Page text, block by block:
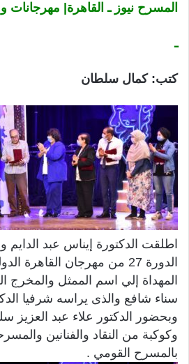
المسرح نيوز ـ القاهرة| مهرجانات
ـ
كتب: كمال سلطان
اطلقت الدكتورة إيناس عبد الدايم
الدورة 27 من مهرجان
المهداة إلي اسم الممثل والمخرج
سناء شافع والذى يراسه شرفيا
وبحضور الدكتور علاء عبد العزيز
وكوكبة من النقاد والفنانين
بالمسرح القومي .